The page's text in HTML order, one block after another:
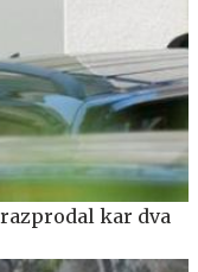
kar dva